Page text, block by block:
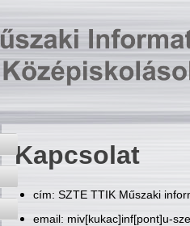
Kapcsolat
cím: SZTE TTIK Műszaki
email: miv[kukac]inf[pont]u-